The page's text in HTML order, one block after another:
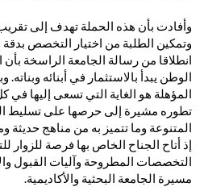
وأفادت بأن هذه الحملة تهدف إلى
وتمكين الطلبة من اختيار التخصص
انطلاقا من رسالة الجامعة الراسخة
الوطن يبدأ بالاستثمار في أبنائه وبناته.
المؤهلة هو الغاية التي تسعى إليها
تطوره مشيرة إلى حرصها على تسليط
المتنوعة وما تتميز به من مناهج
إذ أتاح الجناح الخاص بها فرصة
التخصصات المطروحة وآليات القبول
مسيرة الجامعة البحثية والأكاديمية.